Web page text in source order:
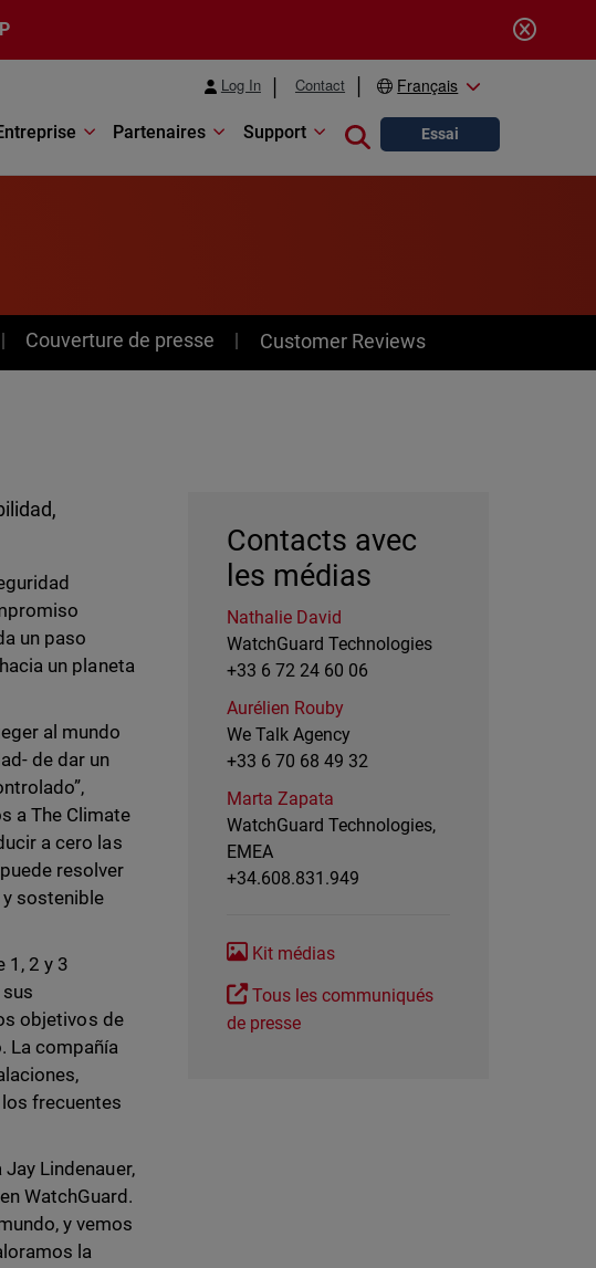
Log In Contact Français
Partenaires Support Close search
Essai
Couverture de presse Customer Reviews
un paso
un planeta
al mundo
de dar un
a The Climate
a cero las
resolver
sostenible
1, 2 y 3
objetivos de
La compañía
frecuentes
Lindenauer,
WatchGuard.
y vemos
la
Contacts avec
les médias
Nathalie David
WatchGuard Technologies
+33 6 72 24 60 06
Aurélien Rouby
We Talk Agency
+33 6 70 68 49 32
Marta Zapata
WatchGuard Technologies,
EMEA
+34.608.831.949
Kit médias
Tous les communiqués
de presse